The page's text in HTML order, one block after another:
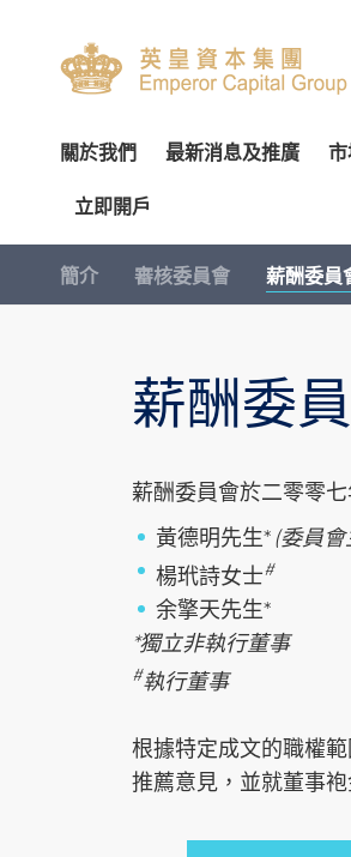
關於我們
香港總行
最新消息及推廣
環球股票
香港期貨及期權
環球期貨期權
股票融
基金買
組織章程文件
業務現況
其他資料
以電子方式傳送公司通訊
提名新董事之程序
重要日子
財富管理表格
其他表格
注意事項
立即開戶
簡介 審核委員會 薪酬委員
薪酬委
薪酬委員會於二零零
黃德明先生*(委員會
楊玳詩女士#
余擎天先生*
*獨立非執行董事
#執行董事
根據特定成文的職權
推薦意見，並就董事